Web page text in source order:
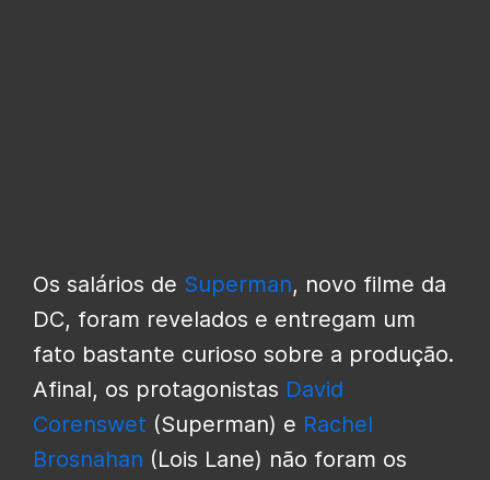
Os salários de Superman, novo filme da
DC, foram revelados e entregam um
fato bastante curioso sobre a produção.
Afinal, os protagonistas David
Corenswet (Superman) e Rachel
Brosnahan (Lois Lane) não foram os